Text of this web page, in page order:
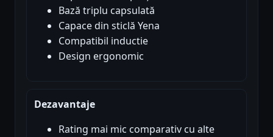
Bază triplu capsulată
Capace din sticlă Yena
Compatibil inductie
Design ergonomic
Dezavantaje
Rating mai mic comparativ cu alte